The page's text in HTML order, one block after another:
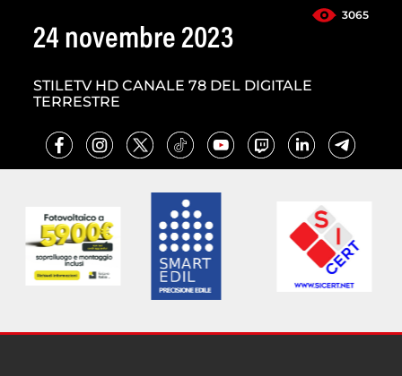
3065
24 novembre 2023
STILETV HD CANALE 78 DEL DIGITALE
TERRESTRE